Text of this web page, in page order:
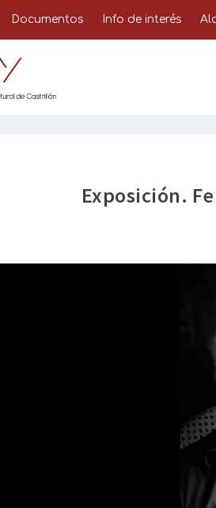
Documentos Info de interés
Exposición.